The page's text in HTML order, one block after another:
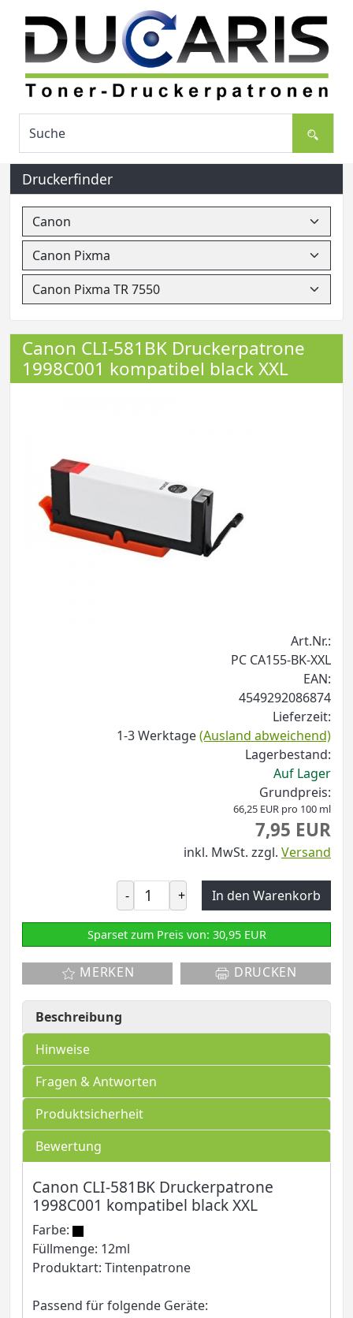
Druckerfinder
Canon CLI-581BK Druckerpatrone
1998C001 kompatibel black XXL
Art.Nr.:
PC CA155-BK-XXL
EAN:
4549292086874
Lieferzeit:
1-3 Werktage(Ausland abweichend)
Lagerbestand:
Auf Lager
Grundpreis:
66,25 EUR pro 100 ml
7,95 EUR
inkl. MwSt. zzgl. Versand
- + In den Warenkorb
Sparset zum Preis von: 30,95 EUR
MERKEN DRUCKEN
Beschreibung
Hinweise
Fragen & Antworten
Produktsicherheit
Bewertung
Canon CLI-581BK Druckerpatrone
1998C001 kompatibel black XXL
Farbe:
Füllmenge: 12ml
Produktart: Tintenpatrone
Passend für folgende Geräte: